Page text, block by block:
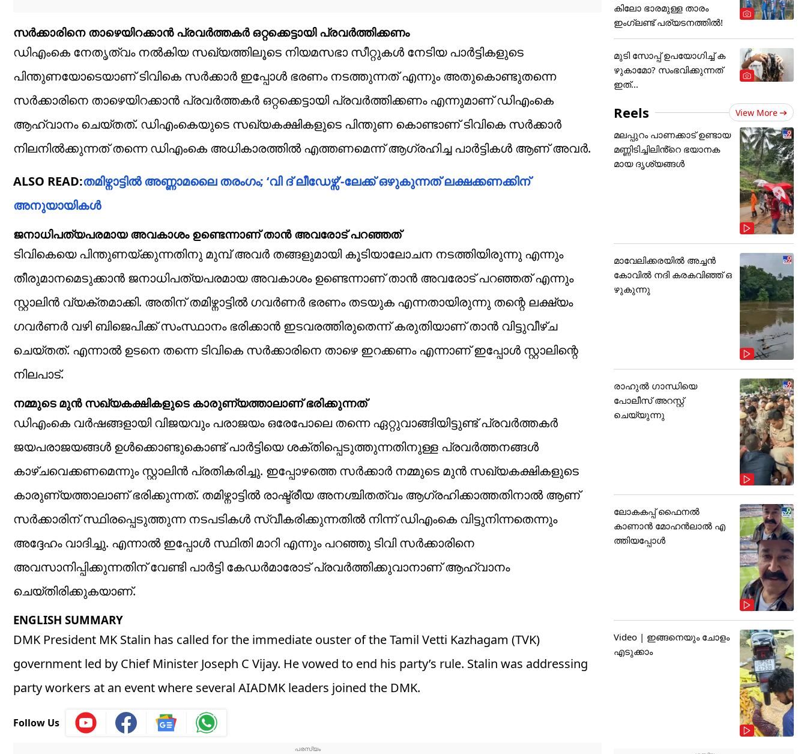
സർക്കാരിനെ താഴെയിറക്കാൻ പ്രവർത്തകർ ഒറ്റക്കെട്ടായി പ്രവർത്തിക്കണം
ഡിഎംകെ നേതൃത്വം നൽകിയ സഖ്യത്തിലൂടെ നിയമസഭാ സീറ്റുകൾ നേടിയ പാർട്ടികളുടെ
പിന്തുണയോടെയാണ് ടിവികെ സർക്കാർ ഇപ്പോൾ ഭരണം നടത്തുന്നത് എന്നും അതുകൊണ്ടുതന്നെ
സർക്കാരിനെ താഴെയിറക്കാൻ പ്രവർത്തകർ ഒറ്റക്കെട്ടായി പ്രവർത്തിക്കണം എന്നുമാണ് ഡിഎംകെ
ആഹ്വാനം ചെയ്തത്. ഡിഎംകെയുടെ സഖ്യകക്ഷികളുടെ പിന്തുണ കൊണ്ടാണ് ടിവികെ സർക്കാർ
നിലനിൽക്കുന്നത് തന്നെ ഡിഎംകെ അധികാരത്തിൽ എത്തണമെന്ന് ആഗ്രഹിച്ച പാർട്ടികൾ ആണ് അവർ.
ALSO READ:തമിഴ്നാട്ടിൽ അണ്ണാമലൈ തരംഗം; ‘വി ദ് ലീഡേഴ്സ്’-ലേക്ക് ഒഴുകുന്നത് ലക്ഷക്കണക്കിന്
അനുയായികൾ
ജനാധിപത്യപരമായ അവകാശം ഉണ്ടെന്നാണ് താൻ അവരോട് പറഞ്ഞത്
ടിവികെയെ പിന്തുണയ്ക്കുന്നതിനു മുമ്പ് അവർ തങ്ങളുമായി കൂടിയാലോചന നടത്തിയിരുന്നു എന്നും
തീരുമാനമെടുക്കാൻ ജനാധിപത്യപരമായ അവകാശം ഉണ്ടെന്നാണ് താൻ അവരോട് പറഞ്ഞത് എന്നും
സ്റ്റാലിൻ വ്യക്തമാക്കി. അതിന് തമിഴ്നാട്ടിൽ ഗവർണർ ഭരണം തടയുക എന്നതായിരുന്നു തന്റെ ലക്ഷ്യം
ഗവർണർ വഴി ബിജെപിക്ക് സംസ്ഥാനം ഭരിക്കാൻ ഇടവരത്തിരുതെന്ന് കരുതിയാണ് താൻ വിട്ടുവീഴ്ച
ചെയ്തത്. എന്നാൽ ഉടനെ തന്നെ ടിവികെ സർക്കാരിനെ താഴെ ഇറക്കണം എന്നാണ് ഇപ്പോൾ സ്റ്റാലിന്റെ
നിലപാട്.
നമ്മുടെ മുൻ സഖ്യകക്ഷികളുടെ കാരുണ്യത്താലാണ് ഭരിക്കുന്നത്
ഡിഎംകെ വർഷങ്ങളായി വിജയവും പരാജയം ഒരേപോലെ തന്നെ ഏറ്റുവാങ്ങിയിട്ടുണ്ട് പ്രവർത്തകർ
ജയപരാജയങ്ങൾ ഉൾക്കൊണ്ടുകൊണ്ട് പാർട്ടിയെ ശക്തിപ്പെടുത്തുന്നതിനുള്ള പ്രവർത്തനങ്ങൾ
കാഴ്ചവെക്കണമെന്നും സ്റ്റാലിൻ പ്രതികരിച്ചു. ഇപ്പോഴത്തെ സർക്കാർ നമ്മുടെ മുൻ സഖ്യകക്ഷികളുടെ
കാരുണ്യത്താലാണ് ഭരിക്കുന്നത്. തമിഴ്നാട്ടിൽ രാഷ്ട്രീയ അനശ്ചിതത്വം ആഗ്രഹിക്കാത്തതിനാൽ ആണ്
സർക്കാരിന് സ്ഥിരപ്പെടുത്തുന്ന നടപടികൾ സ്വീകരിക്കുന്നതിൽ നിന്ന് ഡിഎംകെ വിട്ടുനിന്നതെന്നും
അദ്ദേഹം വാദിച്ചു. എന്നാൽ ഇപ്പോൾ സ്ഥിതി മാറി എന്നും പറഞ്ഞു ടിവി സർക്കാരിനെ
അവസാനിപ്പിക്കുന്നതിന് വേണ്ടി പാർട്ടി കേഡർമാരോട് പ്രവർത്തിക്കുവാനാണ് ആഹ്വാനം
ചെയ്തിരിക്കുകയാണ്.
ENGLISH SUMMARY
DMK President MK Stalin has called for the immediate ouster of the Tamil Vetti Kazhagam (TVK)
government led by Chief Minister Joseph C Vijay. He vowed to end his party’s rule. Stalin was addressing
party workers at an event where several AIADMK leaders joined the DMK.
Follow Us
കിലോ ഭാരമുള്ള താരം
ഇംഗ്ലണ്ട് പര്യടനത്തില്‍!
മുടി സോപ്പ് ഉപയോഗിച്ച് ക
ഴുകാമോ? സംഭവിക്കുന്നത്
ഇത്...
Reels View More
മലപ്പുറം പാണക്കാട് ഉണ്ടായ
മണ്ണിടിച്ചിലിൻ്റെ ഭയാനക
മായ ദൃശ്യങ്ങൾ
മാവേലിക്കരയിൽ അച്ചൻ
കോവിൽ നദി കരകവിഞ്ഞ് ഒ
ഴുകുന്നു
രാഹുൽ ഗാന്ധിയെ
പോലീസ് അറസ്റ്റ്
ചെയ്യുന്നു
ലോകകപ്പ് ഫൈനൽ
കാണാൻ മോഹൻലാൽ എ
ത്തിയപ്പോൾ
Video | ഇങ്ങനെയും ചോളം
എടുക്കാം